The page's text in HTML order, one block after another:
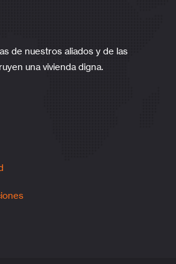
de nuestros aliados y de las
una vivienda digna.